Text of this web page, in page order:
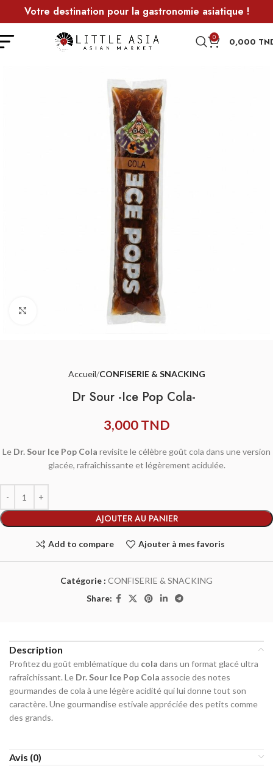
Votre destination pour la gastronomie asiatique !
0 0,000
Accueil CONFISERIE & SNACKING
Dr Sour -Ice Pop Cola-
3,000TND
Le Dr. Sour Ice Pop Cola revisite le célèbre goût cola dans une version
glacée, rafraîchissante et légèrement acidulée.
AJOUTER AU PANIER
Add to compare Ajouter à mes favoris
Catégorie : CONFISERIE & SNACKING
Share:
Description
Profitez du goût emblématique du cola dans un format glacé ultra
rafraîchissant. Le Dr. Sour Ice Pop Cola associe des notes
gourmandes de cola à une légère acidité qui lui donne tout son
caractère. Une gourmandise estivale appréciée des petits comme
des grands.
Avis (0)